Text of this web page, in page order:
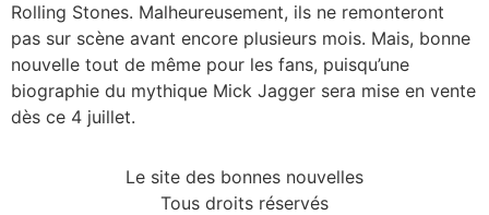
Rolling Stones. Malheureusement, ils ne remonteront
pas sur scène avant encore plusieurs mois. Mais, bonne
nouvelle tout de même pour les fans, puisqu’une
biographie du mythique Mick Jagger sera mise en vente
dès ce 4 juillet.
Le site des bonnes nouvelles
Tous droits réservés